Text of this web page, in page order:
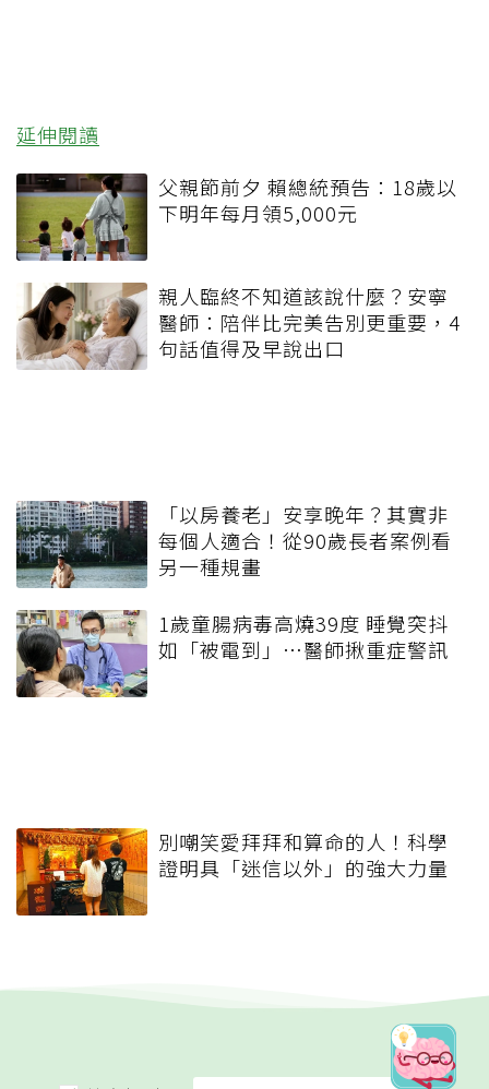
延伸閱讀
父親節前夕 賴總統預告：18歲以
下明年每月領5,000元
親人臨終不知道該說什麼？安寧
醫師：陪伴比完美告別更重要，4
句話值得及早說出口
「以房養老」安享晚年？其實非
每個人適合！從90歲長者案例看
另一種規畫
1歲童腸病毒高燒39度 睡覺突抖
如「被電到」…醫師揪重症警訊
別嘲笑愛拜拜和算命的人！科學
證明具「迷信以外」的強大力量